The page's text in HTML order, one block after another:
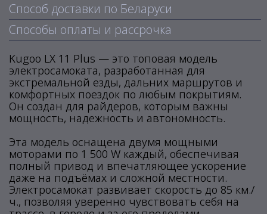
Способ доставки по Беларуси
Способы оплаты и рассрочка
Kugoo LX 11 Plus — это топовая модель
электросамоката, разработанная для
экстремальной езды, дальних маршрутов и
комфортных поездок по любым покрытиям.
Он создан для райдеров, которым важны
мощность, надежность и автономность.
Эта модель оснащена двумя мощными
моторами по 1 500 W каждый, обеспечивая
полный привод и впечатляющее ускорение
даже на подъёмах и сложной местности.
Электросамокат развивает скорость до 85 км./
ч., позволяя уверенно чувствовать себя на